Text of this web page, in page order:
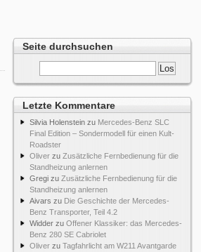
Seite durchsuchen
Letzte Kommentare
Silvia Holenstein zu Mercedes-Benz SLC
Final Edition – Sondermodell für einen Kult-
Roadster
Oliver zu Zusätzliche Fernbedienung für die
Standheizung anlernen
Gregi zu Zusätzliche Fernbedienung für die
Standheizung anlernen
Aivars zu Die Geschichte der Mercedes-
Benz Transporter, Teil 4.2
Widder zu Offener Klassiker: das Mercedes-
Benz 280 SE Cabriolet
Oliver zu Tagfahrlicht am W211 Avantgarde